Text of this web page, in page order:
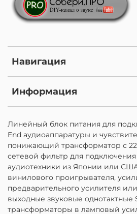
Навигация
Информация
Линейный блок питания для
End аудиоаппаратуры и
понижающий трансформатор с
сетевой фильтр для
аудиотехники из Японии или
винилового проигрывателя,
предварительного усилителя
выходные звуковые однотактные
трансформаторы в ламповый